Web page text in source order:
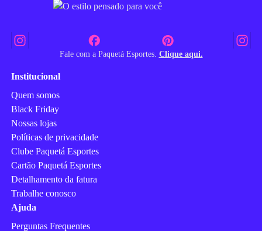
Fale com a Paquetá Esportes. Clique aqui.
Institucional
Quem somos
Black Friday
Nossas lojas
Políticas de privacidade
Clube Paquetá Esportes
Cartão Paquetá Esportes
Detalhamento da fatura
Trabalhe conosco
Ajuda
Perguntas Frequentes